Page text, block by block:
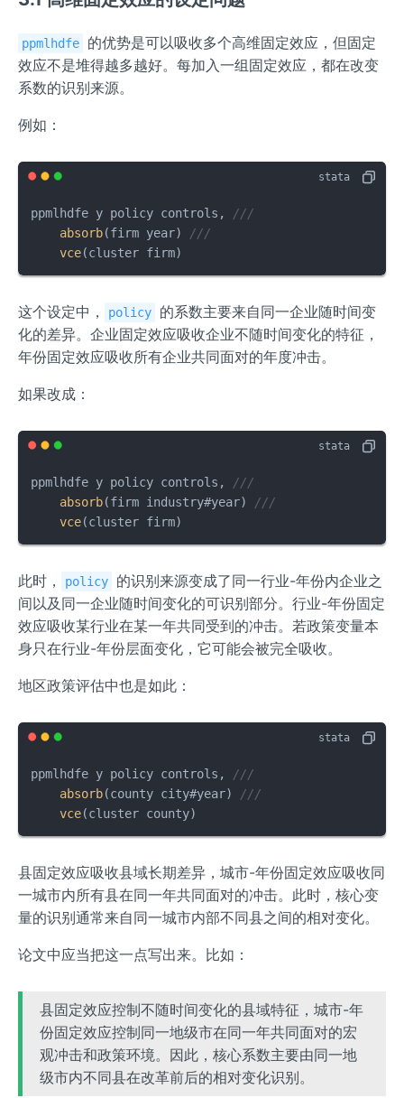
ppmlhdfe
的优势是可以吸收多个高维固定效应，但固定
效应不是堆得越多越好。每加入一组固定效应，都在改变
系数的识别来源。
例如：
ppmlhdfe y policy controls,
///
absorb(firm year)
///
vce(cluster firm)
这个设定中， policy
的系数主要来自同一企业随时间变
化的差异。企业固定效应吸收企业不随时间变化的特征，
年份固定效应吸收所有企业共同面对的年度冲击。
如果改成：
ppmlhdfe y policy controls,
///
absorb(firm industry#year)
///
vce(cluster firm)
此时， policy
的识别来源变成了同一行业-年份内企业之
间以及同一企业随时间变化的可识别部分。行业-年份固定
效应吸收某行业在某一年共同受到的冲击。若政策变量本
身只在行业-年份层面变化，它可能会被完全吸收。
地区政策评估中也是如此：
ppmlhdfe y policy controls,
///
absorb(county city#year)
///
vce(cluster county)
县固定效应吸收县域长期差异，城市-年份固定效应吸收同
一城市内所有县在同一年共同面对的冲击。此时，核心变
量的识别通常来自同一城市内部不同县之间的相对变化。
论文中应当把这一点写出来。比如：
县固定效应控制不随时间变化的县域特征，城市-年
份固定效应控制同一地级市在同一年共同面对的宏
观冲击和政策环境。因此，核心系数主要由同一地
级市内不同县在改革前后的相对变化识别。